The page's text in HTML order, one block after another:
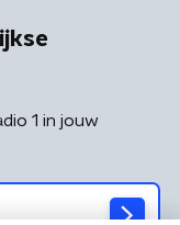
1 in jouw